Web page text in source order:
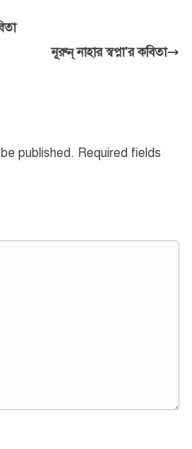
নূরুন্ নাহার স্বপ্না’র কবিতা
published. Required fields